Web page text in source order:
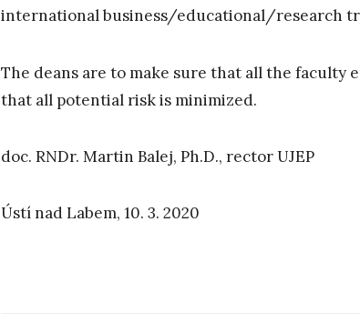
international business/educational/research
The deans are to make sure that all the faculty
that all potential risk is minimized.
doc. RNDr. Martin Balej, Ph.D., rector UJEP
Ústí nad Labem, 10. 3. 2020